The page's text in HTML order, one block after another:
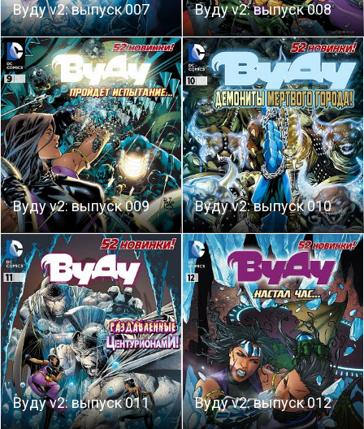
Вуду v2: выпуск 007 Вуду v2: выпуск 008
Вуду v2: выпуск 009 Вуду v2: выпуск 010
Вуду v2: выпуск 011 Вуду v2: выпуск 012